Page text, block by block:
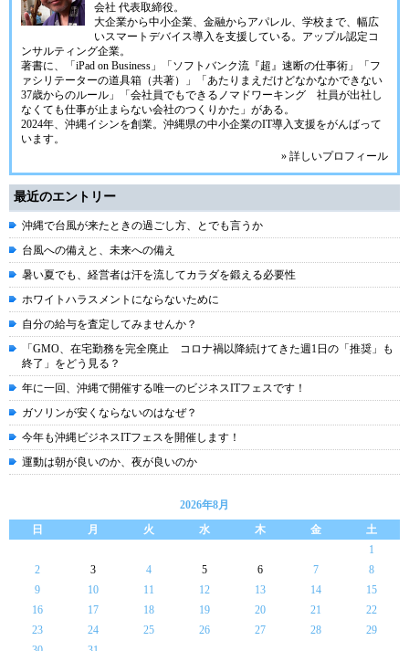
会社 代表取締役。
大企業から中小企業、金融からアパレル、学校まで、幅広
いスマートデバイス導入を支援している。アップル認定コ
ンサルティング企業。
著書に、「iPad on Business」「ソフトバンク流『超』速断の仕事術」「フ
ァシリテーターの道具箱（共著）」「あたりまえだけどなかなかできない
37歳からのルール」「会社員でもできるノマドワーキング 社員が出社し
なくても仕事が止まらない会社のつくりかた」がある。
2024年、 沖縄イシンを創業。沖縄県の中小企業のIT導入支援をがんばって
います。
» 詳しいプロフィール
最近のエントリー
沖縄で台風が来たときの過ごし方、とでも言うか
台風への備えと、未来への備え
暑い夏でも、経営者は汗を流してカラダを鍛える必要性
ホワイトハラスメントにならないために
自分の給与を査定してみませんか？
「GMO、在宅勤務を完全廃止 コロナ禍以降続けてきた週1日の「推奨」も
終了」をどう見る？
年に一回、沖縄で開催する唯一のビジネスITフェスです！
ガソリンが安くならないのはなぜ？
今年も沖縄ビジネスITフェスを開催します！
運動は朝が良いのか、夜が良いのか
2026年8月
日
月 火 水 木 金
土
1
2
3 4 5 6 7
8
9
10 11 12 13 14
15
16
17 18 19 20 21
22
23
24 25 26 27 28
29